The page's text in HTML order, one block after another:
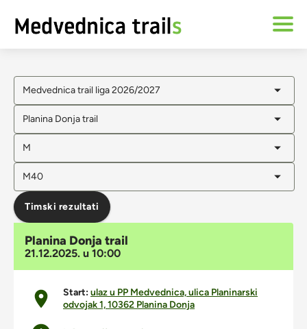
Medvednica trail liga 2026/2027
Planina Donja trail
M
M40
Timski rezultati
Planina Donja trail
21.12.2025. u 10:00
Start:ulaz u PP Medvednica, ulica Planinarski
odvojak 1, 10362 Planina Donja